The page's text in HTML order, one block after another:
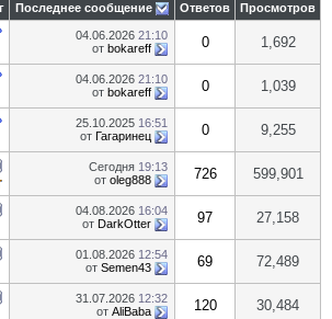
Последнее сообщение Ответов Просмотров
04.06.2026 21:10
от bokareff 0 1,692
04.06.2026 21:10
от bokareff 0 1,039
25.10.2025 16:51
от Гагаринец 0 9,255
Сегодня 19:13
от oleg888 726 599,901
04.08.2026 16:04
от DarkOtter 97 27,158
01.08.2026 12:54
от Semen43 69 72,489
31.07.2026 12:32
от AliBaba 120 30,484